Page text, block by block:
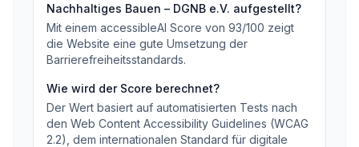
Nachhaltiges Bauen – DGNB e.V. aufgestellt?
Mit einem accessibleAI Score von 93/100 zeigt
die Website eine gute Umsetzung der
Barrierefreiheitsstandards.
Wie wird der Score berechnet?
Der Wert basiert auf automatisierten Tests nach
den Web Content Accessibility Guidelines (WCAG
2.2), dem internationalen Standard für digitale